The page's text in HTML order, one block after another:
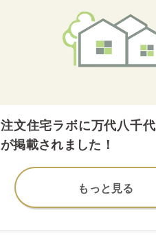
注文住宅ラボに万代八千
が掲載されました！
もっと見る